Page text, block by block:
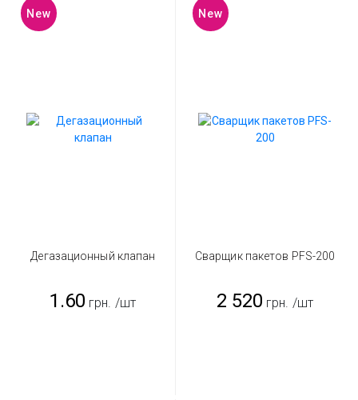
New
Дегазационный клапан
1.60 грн. /шт
New
Сварщик пакетов PFS-200
2 520 грн. /шт